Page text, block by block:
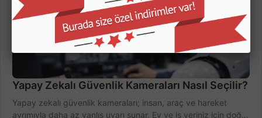
Yapay Zekalı Güvenlik Kameraları Nasıl Seçilir?
Yapay zekalı güvenlik kameraları; insan, araç ve hareket
ayrımıyla daha az yanlış uyarı sunar. Ev ve iş yeriniz için doğru